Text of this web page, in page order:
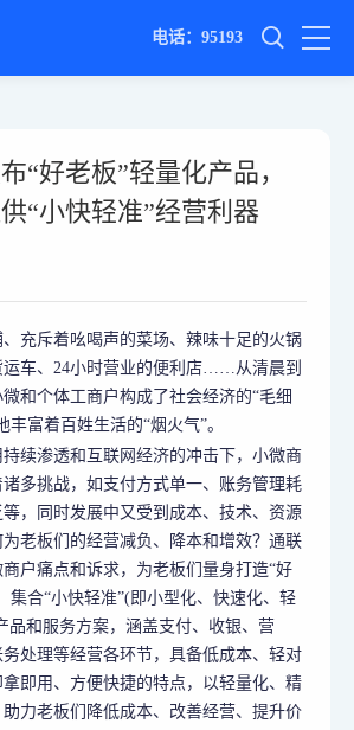
电话：95193
“好老板”轻量化产品，
“小快轻准”经营利器
充斥着吆喝声的菜场、辣味十足的火锅
运车、24小时营业的便利店……从清晨到
和个体工商户构成了社会经济的“毛细
丰富着百姓生活的“烟火气”。
续渗透和互联网经济的冲击下，小微商
多挑战，如支付方式单一、账务管理耗
，同时发展中又受到成本、技术、资源
老板们的经营减负、降本和增效？通联
户痛点和诉求，为老板们量身打造“好
集合“小快轻准”(即小型化、快速化、轻
品和服务方案，涵盖支付、收银、营
处理等经营各环节，具备低成本、轻对
即用、方便快捷的特点，以轻量化、精
力老板们降低成本、改善经营、提升价